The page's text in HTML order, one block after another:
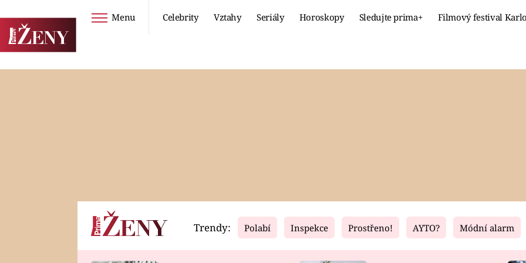
Menu Celebrity Vztahy Seriály Horoskopy Sledujte prima+ Filmový festival
Horoskopy Video Fresh Living
Trendy: Polabí Inspekce Prostřeno! AYTO? Módní alarm